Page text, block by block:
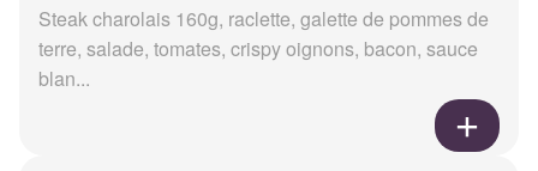
Steak charolais 160g, raclette, galette de pommes de
terre, salade, tomates, crispy oignons, bacon, sauce
blan...